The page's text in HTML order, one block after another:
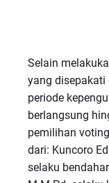
Selain
yang disepakati
periode
berlangsung
pemilihan
dari: Kuncoro
selaku